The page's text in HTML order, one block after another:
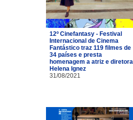
12º Cinefantasy - Festival
Internacional de Cinema
Fantástico traz 119 filmes de
34 países e presta
homenagem a atriz e diretora
Helena Ignez
31/08/2021